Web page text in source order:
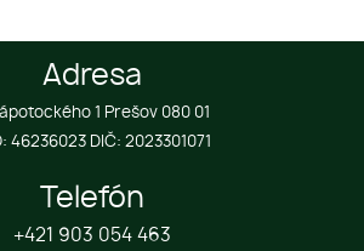
Adresa
1 Prešov 080 01
46236023 DIČ: 2023301071
Telefón
+421 903 054 463